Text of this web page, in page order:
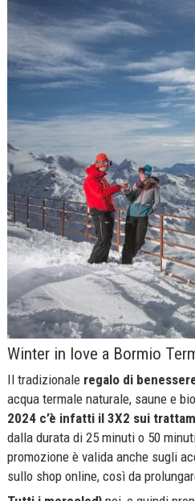
Winter in love a Bormio
Il tradizionale regalo di
acqua termale naturale, saune e
2024 c’è infatti il 3X2 sui
dalla durata di 25 minuti o 50
promozione è valida anche sugli
sullo shop online, così da